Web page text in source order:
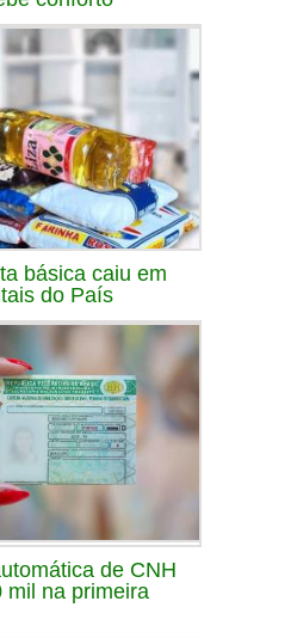
básica caiu em
do País
de CNH
mil na primeira